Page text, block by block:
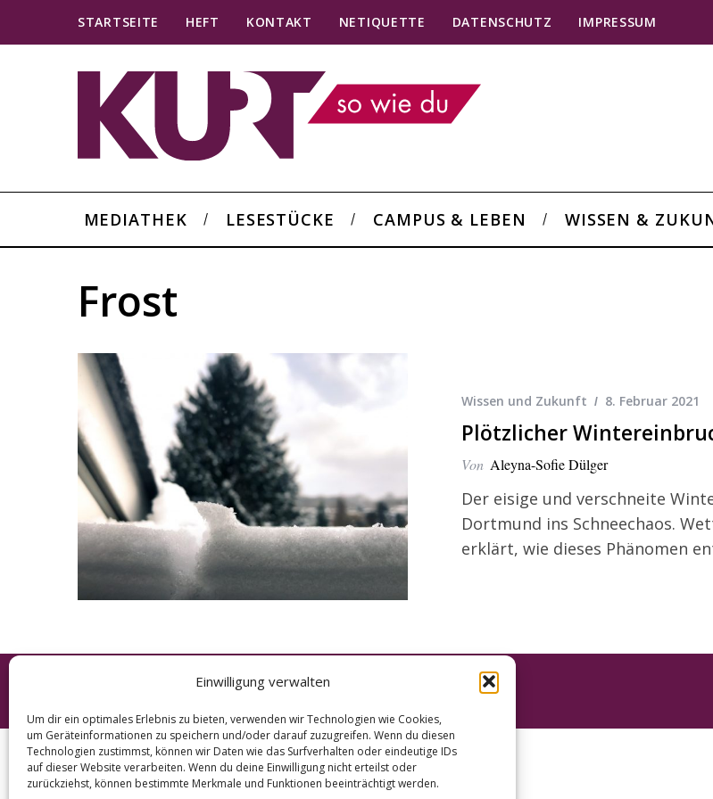
Einwilligung verwalten
Um dir ein optimales Erlebnis zu bieten, verwenden wir Technologien wie Cookies,
um Geräteinformationen zu speichern und/oder darauf zuzugreifen. Wenn du diesen
Technologien zustimmst, können wir Daten wie das Surfverhalten oder eindeutige IDs
auf dieser Website verarbeiten. Wenn du deine Einwilligung nicht erteilst oder
zurückziehst, können bestimmte Merkmale und Funktionen beeinträchtigt werden.
STARTSEITE HEFT KONTAKT NETIQUETTE DATENSCHUTZ IMPRESSUM
MEDIATHEK LESESTÜCKE CAMPUS & LEBEN WISSEN &
Frost
Wissen und Zukunft 8. Februar 2021
Plötzlicher
Von Aleyna-Sofie Dülger
Der eisige und verschneite
Dortmund ins Schneechaos.
erklärt, wie dieses Phänomen
S
e
a
r
c
h
o
r
: